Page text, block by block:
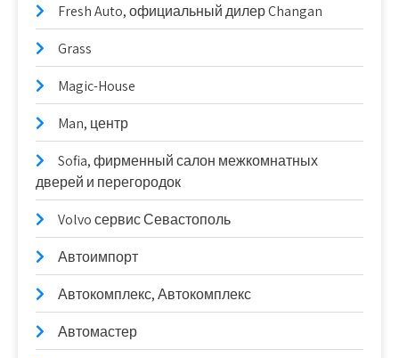
Fresh Auto, официальный дилер Changan
Grass
Magic-House
Man, центр
Sofia, фирменный салон межкомнатных
дверей и перегородок
Volvo сервис Севастополь
Автоимпорт
Автокомплекс, Автокомплекс
Автомастер